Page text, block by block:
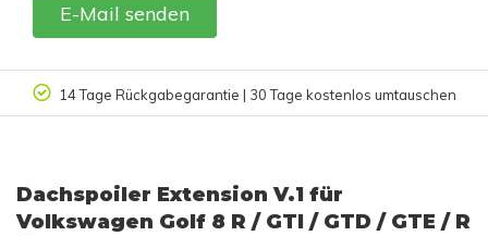
E-Mail senden
14 Tage Rückgabegarantie | 30 Tage kostenlos umtauschen
Dachspoiler Extension V.1 für
Volkswagen Golf 8 R / GTI / GTD / GTE / R